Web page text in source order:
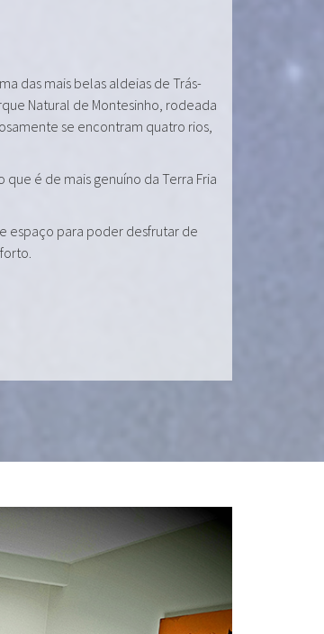
das mais belas aldeias de Trás-
Natural de Montesinho, rodeada
se encontram quatro rios,
é de mais genuíno da Terra Fria
espaço para poder desfrutar de